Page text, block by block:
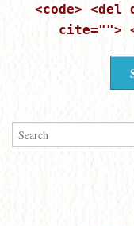
<code> <del
cite="">